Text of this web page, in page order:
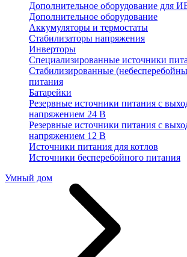
Дополнительное оборудование для
Дополнительное оборудование
Аккумуляторы и термостаты
Стабилизаторы напряжения
Инверторы
Специализированные источники
Стабилизированные
питания
Батарейки
Резервные источники питания с
напряжением 24 В
Резервные источники питания с
напряжением 12 В
Источники питания для котлов
Источники бесперебойного питания
Умный дом